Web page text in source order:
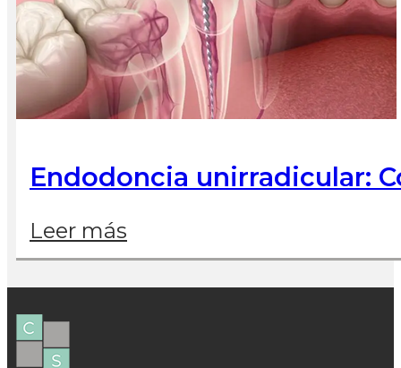
Endodoncia unirradicular:
Leer más